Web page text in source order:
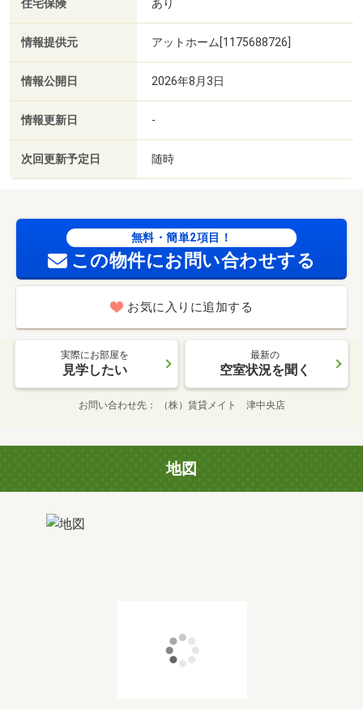
住宅保険 あり
情報提供元 アットホーム[1175688726]
情報公開日 2026年8月3日
情報更新日 -
次回更新予定日 随時
無料・簡単2項目！
この物件にお問い合わせする
お気に入りに追加する
実際にお部屋を
見学したい
最新の
空室状況を聞く
お問い合わせ先 （株）賃貸メイト 津中央店
地図